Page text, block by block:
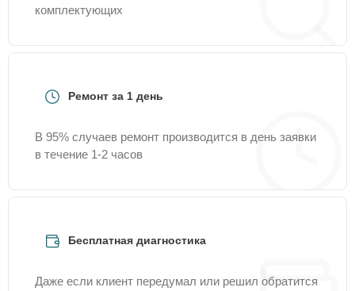
комплектующих
Ремонт за 1 день
В 95% случаев ремонт производится в день заявки
в течение 1-2 часов
Бесплатная диагностика
Даже если клиент передумал или решил обратится